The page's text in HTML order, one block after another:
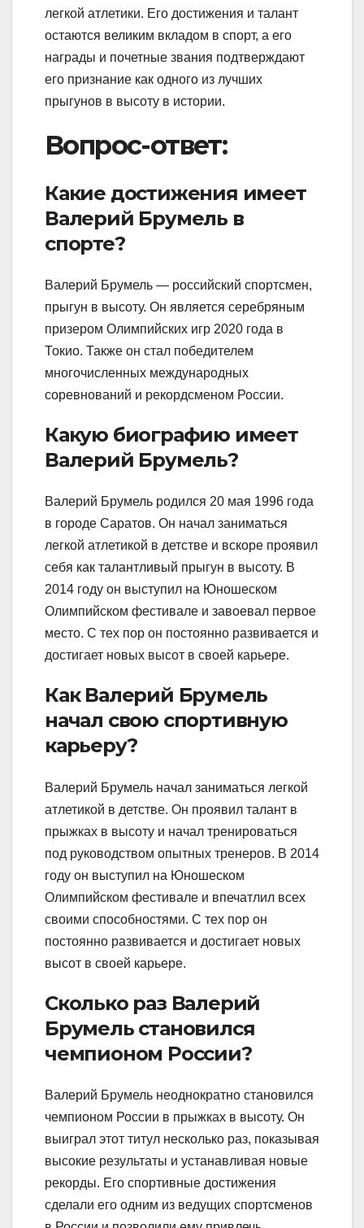
легкой атлетики. Его достижения и талант
остаются великим вкладом в спорт, а его
награды и почетные звания подтверждают
его признание как одного из лучших
прыгунов в высоту в истории.
Вопрос-ответ:
Какие достижения имеет
Валерий Брумель в
спорте?
Валерий Брумель — российский спортсмен,
прыгун в высоту. Он является серебряным
призером Олимпийских игр 2020 года в
Токио. Также он стал победителем
многочисленных международных
соревнований и рекордсменом России.
Какую биографию имеет
Валерий Брумель?
Валерий Брумель родился 20 мая 1996 года
в городе Саратов. Он начал заниматься
легкой атлетикой в детстве и вскоре проявил
себя как талантливый прыгун в высоту. В
2014 году он выступил на Юношеском
Олимпийском фестивале и завоевал первое
место. С тех пор он постоянно развивается и
достигает новых высот в своей карьере.
Как Валерий Брумель
начал свою спортивную
карьеру?
Валерий Брумель начал заниматься легкой
атлетикой в детстве. Он проявил талант в
прыжках в высоту и начал тренироваться
под руководством опытных тренеров. В 2014
году он выступил на Юношеском
Олимпийском фестивале и впечатлил всех
своими способностями. С тех пор он
постоянно развивается и достигает новых
высот в своей карьере.
Сколько раз Валерий
Брумель становился
чемпионом России?
Валерий Брумель неоднократно становился
чемпионом России в прыжках в высоту. Он
выиграл этот титул несколько раз, показывая
высокие результаты и устанавливая новые
рекорды. Его спортивные достижения
сделали его одним из ведущих спортсменов